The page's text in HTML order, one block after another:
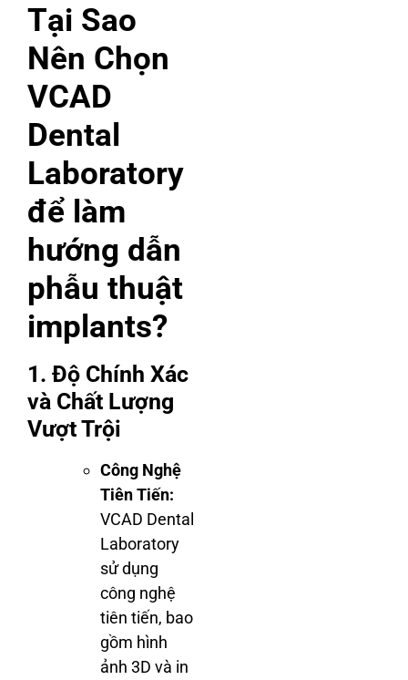
Tại Sao
Nên Chọn
VCAD
Dental
Laboratory
để làm
hướng dẫn
phẫu thuật
implants?
1. Độ Chính Xác
và Chất Lượng
Vượt Trội
Công Nghệ
Tiên Tiến:
VCAD Dental
Laboratory
sử dụng
công nghệ
tiên tiến, bao
gồm hình
ảnh 3D và in